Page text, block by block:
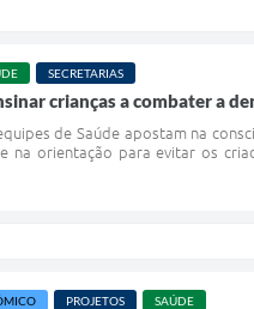
SECRETARIAS
crianças a combater a
de Saúde apostam na
na orientação para evitar os
PROJETOS SAÚDE